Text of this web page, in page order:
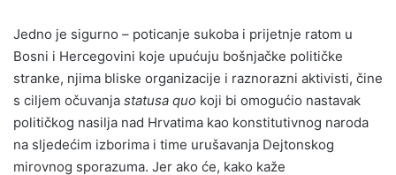
Jedno je sigurno – poticanje sukoba i prijetnje ratom u
Bosni i Hercegovini koje upućuju bošnjačke političke
stranke, njima bliske organizacije i raznorazni aktivisti, čine
s ciljem očuvanja statusa quo koji bi omogućio nastavak
političkog nasilja nad Hrvatima kao konstitutivnog naroda
na sljedećim izborima i time urušavanja Dejtonskog
mirovnog sporazuma. Jer ako će, kako kaže